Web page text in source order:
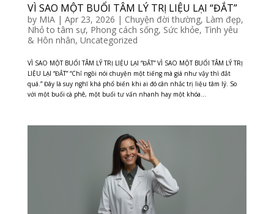
VÌ SAO MỘT BUỔI TÂM LÝ TRỊ LIỆU LẠI “ĐẮT”
by MIA| Apr 23, 2026 | Chuyện đời thường, Làm đẹp,
Nhỏ to tâm sự, Phong cách sống, Sức khỏe, Tình yêu
& Hôn nhân, Uncategorized
VÌ SAO MỘT BUỔI TÂM LÝ TRỊ LIỆU LẠI “ĐẮT” VÌ SAO MỘT BUỔI TÂM LÝ TRỊ
LIỆU LẠI “ĐẮT” “Chỉ ngồi nói chuyện một tiếng mà giá như vậy thì đắt
quá.” Đây là suy nghĩ khá phổ biến khi ai đó cân nhắc trị liệu tâm lý. So
với một buổi cà phê, một buổi tư vấn nhanh hay một khóa...